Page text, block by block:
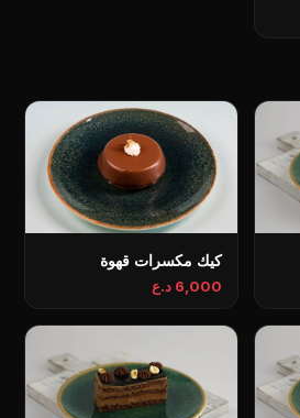
كيك مكسرات قهوة
6,000 د.ع